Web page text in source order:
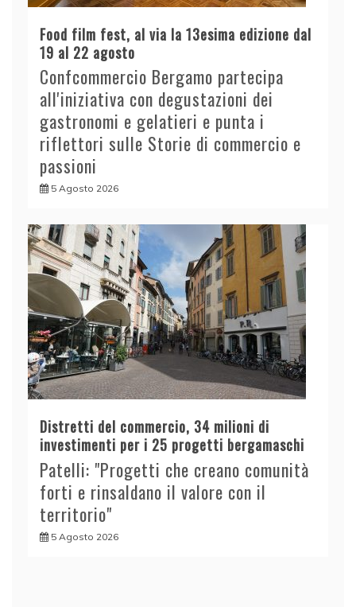
Food film fest, al via la 13esima edizione dal
19 al 22 agosto
Confcommercio Bergamo partecipa
all'iniziativa con degustazioni dei
gastronomi e gelatieri e punta i
riflettori sulle Storie di commercio e
passioni
5 Agosto 2026
Distretti del commercio, 34 milioni di
investimenti per i 25 progetti bergamaschi
Patelli: "Progetti che creano comunità
forti e rinsaldano il valore con il
territorio"
5 Agosto 2026